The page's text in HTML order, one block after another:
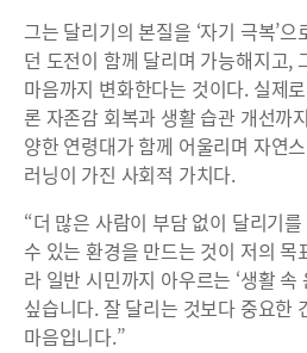
그는 달리기의 본질을 ‘자기 극복’
던 도전이 함께 달리며 가능해지고,
마음까지 변화한다는 것이다. 실제
론 자존감 회복과 생활 습관 개선까
양한 연령대가 함께 어울리며 자연
러닝이 가진 사회적 가치다.
“더 많은 사람이 부담 없이 달리기
수 있는 환경을 만드는 것이 저의 목
라 일반 시민까지 아우르는 ‘생활 속
싶습니다. 잘 달리는 것보다 중요한
마음입니다.”